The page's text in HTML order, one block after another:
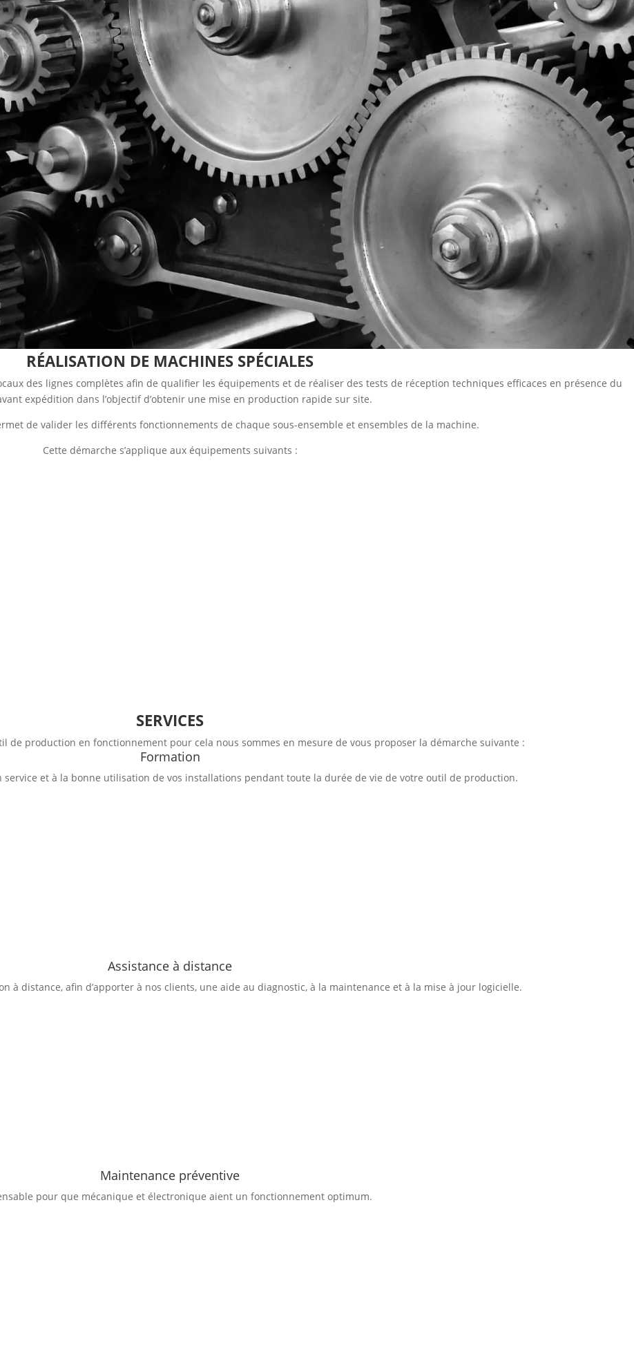
RÉALISATION DE MACHINES SPÉCIALES
des lignes complètes afin de qualifier les équipements et de réaliser des tests de réception techniques efficaces en présence du
expédition dans l’objectif d’obtenir une mise en production rapide sur site.
de valider les différents fonctionnements de chaque sous-ensemble et ensembles de la machine.
Cette démarche s’applique aux équipements suivants :
SERVICES
de production en fonctionnement pour cela nous sommes en mesure de vous proposer la démarche suivante :
Formation
service et à la bonne utilisation de vos installations pendant toute la durée de vie de votre outil de production.
Assistance à distance
à distance, afin d’apporter à nos clients, une aide au diagnostic, à la maintenance et à la mise à jour logicielle.
Maintenance préventive
pour que mécanique et électronique aient un fonctionnement optimum.